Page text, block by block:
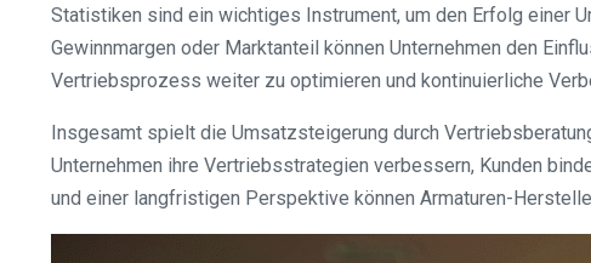
Statistiken sind ein wichtiges Instrument, um den Erfolg einer
Gewinnmargen oder Marktanteil können Unternehmen den
Vertriebsprozess weiter zu optimieren und kontinuierliche
Insgesamt spielt die Umsatzsteigerung durch
Unternehmen ihre Vertriebsstrategien verbessern, Kunden
und einer langfristigen Perspektive können Armaturen-